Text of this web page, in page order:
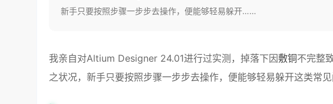
新手只要按照步骤一步步去操作，便能够轻易躲开……
我亲自对Altium Designer 24.01进行过实测，掉落下因敷铜不完整
之状况，新手只要按照步骤一步步去操作，便能够轻易躲开这类常见